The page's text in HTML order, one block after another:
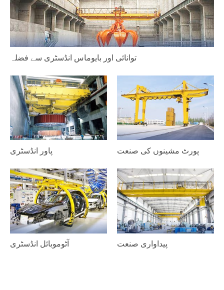
توانائی اور بایوماس انڈسٹری سے فضلہ
پاور انڈسٹری پورٹ مشینوں کی صنعت
آٹوموبائل انڈسٹری پیداواری صنعت